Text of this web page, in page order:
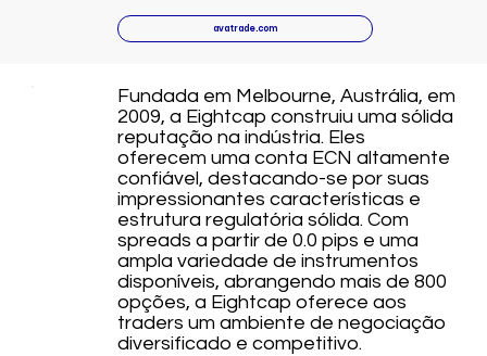
avatrade.com
Fundada em Melbourne, Austrália, em
2009, a Eightcap construiu uma sólida
reputação na indústria. Eles
oferecem uma conta ECN altamente
confiável, destacando-se por suas
impressionantes características e
estrutura regulatória sólida. Com
spreads a partir de 0.0 pips e uma
ampla variedade de instrumentos
disponíveis, abrangendo mais de 800
opções, a Eightcap oferece aos
traders um ambiente de negociação
diversificado e competitivo.